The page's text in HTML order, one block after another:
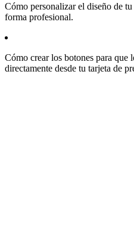
Cómo personalizar el diseño de
forma profesional.
Cómo crear los botones para que
directamente desde tu tarjeta de